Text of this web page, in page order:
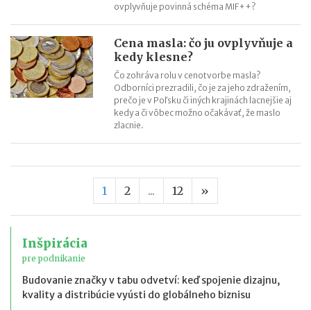
ovplyvňuje povinná schéma MIF++?
Cena masla: čo ju ovplyvňuje a
kedy klesne?
Čo zohráva rolu v cenotvorbe masla?
Odborníci prezradili, čo je za jeho zdražením,
prečo je v Poľsku či iných krajinách lacnejšie aj
kedy a či vôbec možno očakávať, že maslo
zlacnie.
1 2 ... 12 »
Inšpirácia
pre podnikanie
Budovanie značky v tabu odvetví: keď spojenie dizajnu,
kvality a distribúcie vyústi do globálneho biznisu